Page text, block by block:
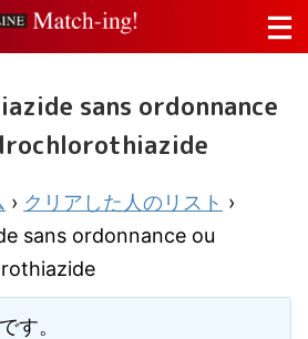
sans ordonnance
› クリアした人のリスト ›
sans ordonnance ou
す。